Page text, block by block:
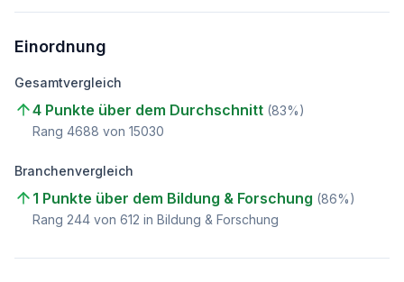
Einordnung
Gesamtvergleich
4 Punkte über dem Durchschnitt (83%)
Rang 4688 von 15030
Branchenvergleich
1 Punkte über dem Bildung & Forschung (86%)
Rang 244 von 612 in Bildung & Forschung